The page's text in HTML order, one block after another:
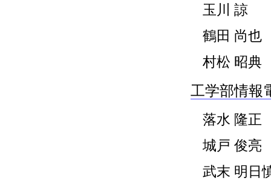
玉川 諒
鶴田 尚也
村松 昭典
工学部情報
落水 隆正
城戸 俊亮
武末 明日